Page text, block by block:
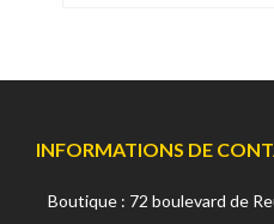
INFORMATIONS DE
Boutique : 72 boulevard de